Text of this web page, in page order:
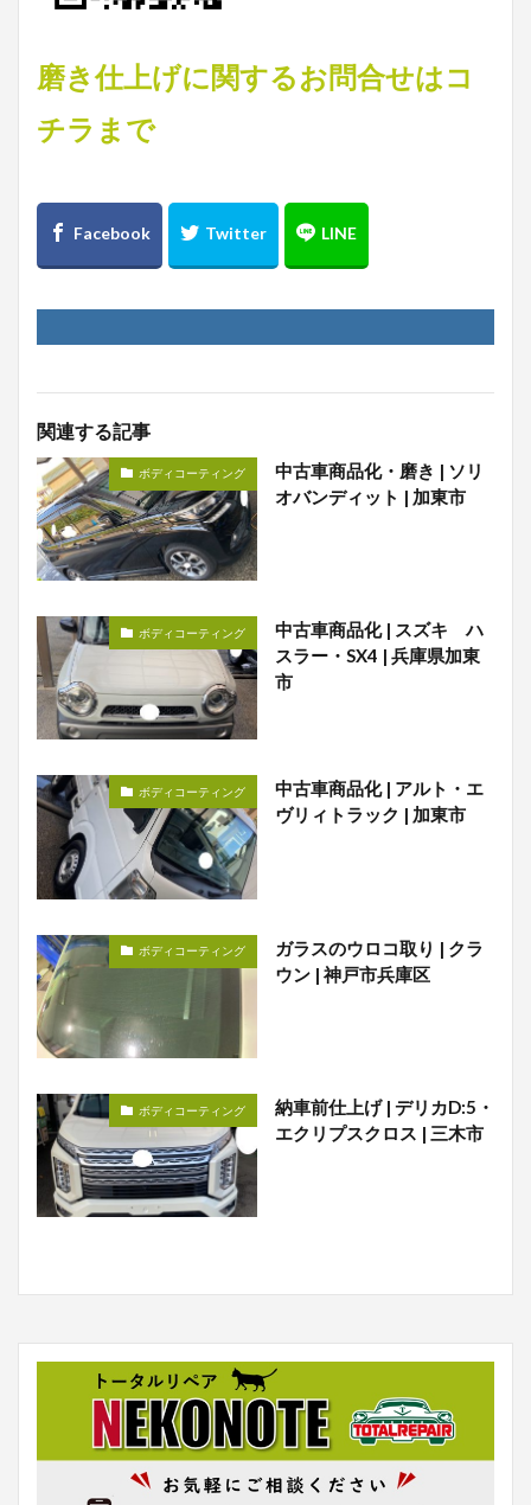
磨き仕上げに関するお問合せはコ
チラまで
関連する記事
ボディコーティング
中古車商品化・磨き | ソリ
オバンディット | 加東市
ボディコーティング
中古車商品化 | スズキ ハ
スラー・SX4 | 兵庫県加東
市
ボディコーティング
中古車商品化 | アルト・エ
ヴリィトラック | 加東市
ボディコーティング
ガラスのウロコ取り | クラ
ウン | 神戸市兵庫区
ボディコーティング
納車前仕上げ | デリカD:5・
エクリプスクロス | 三木市